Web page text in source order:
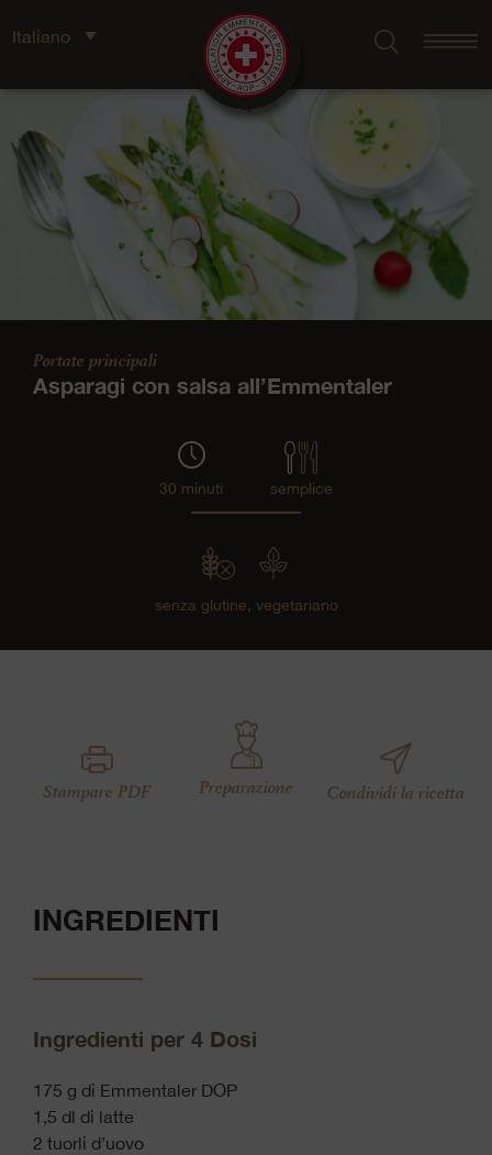
Italiano
Portate principali
Asparagi con salsa all’Emmentaler
30 minuti semplice
senza glutine, vegetariano
Stampare PDF Preparazione Condividi la ricetta
INGREDIENTI
Ingredienti per 4 Dosi
175 g di Emmentaler DOP
1,5 dl di latte
2 tuorli d’uovo